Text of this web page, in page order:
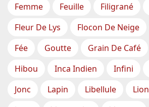
Femme
Feuille Filigrané
Fleur De Lys
Flocon De Neige
Fée
Goutte Grain De Café
Hibou
Inca Indien Infini
Jonc
Lapin Libellule Lion